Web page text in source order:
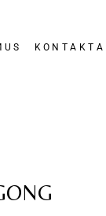
KONTAKTAI